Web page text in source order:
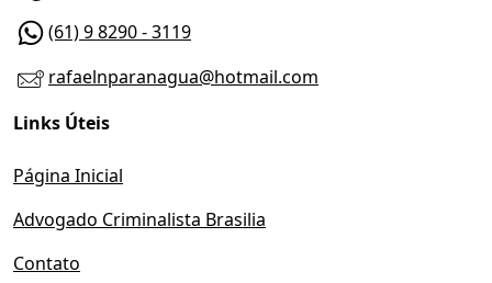
(61) 9 8290 - 3119
rafaelnparanagua@hotmail.com
Links Úteis
Página Inicial
Advogado Criminalista Brasilia
Contato